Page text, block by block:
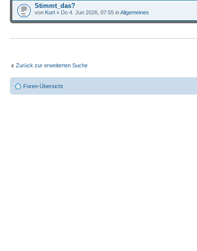
Stimmt_das?
von Kurt » Do 4. Jun 2026, 07:55 inAllgemeines
Zurück zur erweiterten Suche
Foren-Übersicht